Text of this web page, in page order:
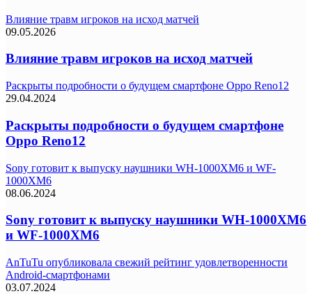
Влияние травм игроков на исход матчей
09.05.2026
Влияние травм игроков на исход матчей
Раскрыты подробности о будущем смартфоне Oppo Reno12
29.04.2024
Раскрыты подробности о будущем смартфоне
Oppo Reno12
Sony готовит к выпуску наушники WH-1000XM6 и WF-
1000XM6
08.06.2024
Sony готовит к выпуску наушники WH-1000XM6
и WF-1000XM6
AnTuTu опубликовала свежий рейтинг удовлетворенности
Android-смартфонами
03.07.2024